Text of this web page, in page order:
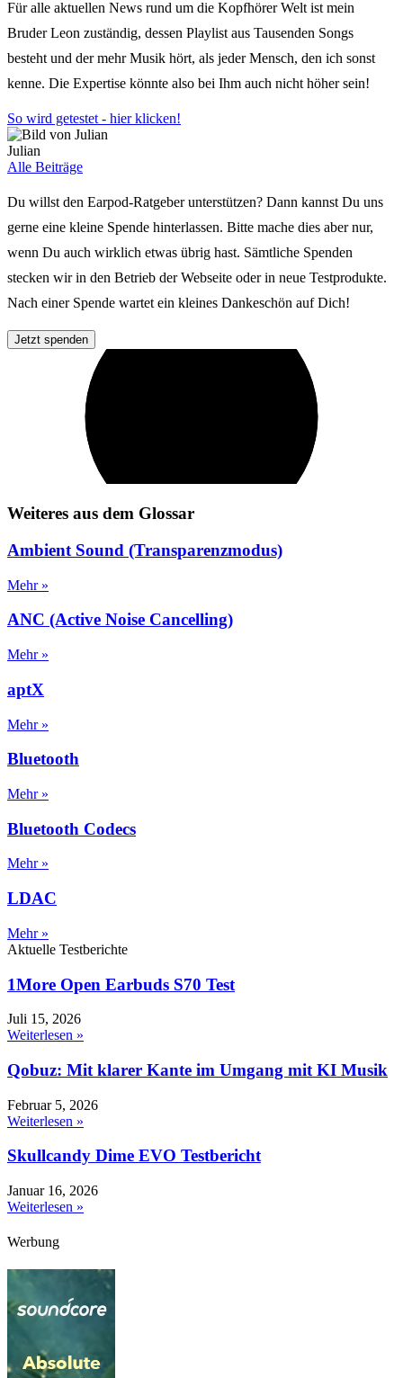
Für alle aktuellen News rund um die Kopfhörer Welt ist mein
Bruder Leon zuständig, dessen Playlist aus Tausenden Songs
besteht und der mehr Musik hört, als jeder Mensch, den ich sonst
kenne. Die Expertise könnte also bei Ihm auch nicht höher sein!
So wird getestet - hier klicken!
Julian
Alle Beiträge
Du willst den Earpod-Ratgeber unterstützen? Dann kannst Du uns
gerne eine kleine Spende hinterlassen. Bitte mache dies aber nur,
wenn Du auch wirklich etwas übrig hast. Sämtliche Spenden
stecken wir in den Betrieb der Webseite oder in neue Testprodukte.
Nach einer Spende wartet ein kleines Dankeschön auf Dich!
Jetzt spenden
Weiteres aus dem Glossar
Ambient Sound (Transparenzmodus)
Mehr »
ANC (Active Noise Cancelling)
Mehr »
aptX
Mehr »
Bluetooth
Mehr »
Bluetooth Codecs
Mehr »
LDAC
Mehr »
Aktuelle Testberichte
1More Open Earbuds S70 Test
Juli 15, 2026
Weiterlesen »
Qobuz: Mit klarer Kante im Umgang mit KI Musik
Februar 5, 2026
Weiterlesen »
Skullcandy Dime EVO Testbericht
Januar 16, 2026
Weiterlesen »
Werbung